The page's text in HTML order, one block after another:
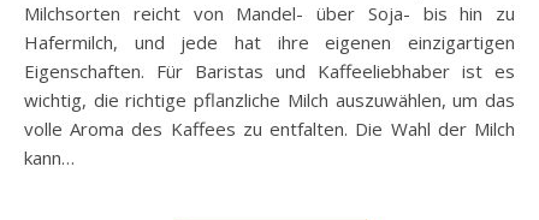
Milchsorten reicht von Mandel- über Soja- bis hin zu
Hafermilch, und jede hat ihre eigenen einzigartigen
Eigenschaften. Für Baristas und Kaffeeliebhaber ist es
wichtig, die richtige pflanzliche Milch auszuwählen, um das
volle Aroma des Kaffees zu entfalten. Die Wahl der Milch
kann…